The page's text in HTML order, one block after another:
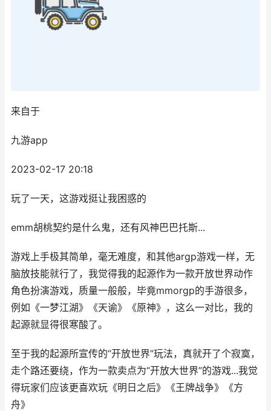
来自于
九游app
2023-02-17 20:18
玩了一天，这游戏挺让我困惑的
emm胡桃契约是什么鬼，还有风神巴巴托斯...
游戏上手极其简单，毫无难度，和其他argp游戏一样，无
脑放技能就行了，我觉得我的起源作为一款开放世界动作
角色扮演游戏，质量一般般，毕竟mmorgp的手游很多，
例如《一梦江湖》《天谕》《原神》，这么一对比，我的
起源就显得很寒酸了。
至于我的起源所宣传的“开放世界”玩法，真就开了个寂寞，
走个路还要绕，作为一款卖点为“开放大世界”的游戏...我觉
得玩家们应该更喜欢玩《明日之后》《王牌战争》《方
舟》